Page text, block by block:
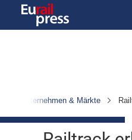
Unternehmen & Märkte